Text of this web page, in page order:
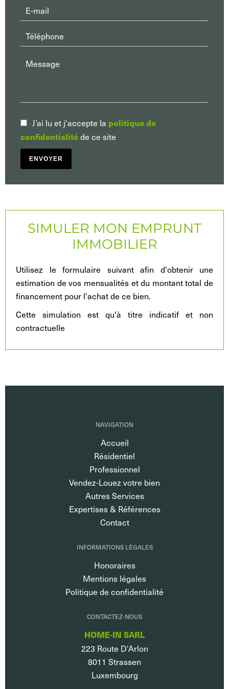
J’ai lu et j'accepte la politique de
confidentialitéde ce site
ENVOYER
SIMULER MON EMPRUNT
IMMOBILIER
Utilisez le formulaire suivant afin d'obtenir une
estimation de vos mensualités et du montant total de
financement pour l'achat de ce bien.
Cette simulation est qu'à titre indicatif et non
contractuelle
NAVIGATION
Accueil
Résidentiel
Professionnel
Vendez-Louez votre bien
Autres Services
Expertises & Références
Contact
INFORMATIONS LÉGALES
Honoraires
Mentions légales
Politique de confidentialité
CONTACTEZ-NOUS
HOME-IN SARL
223 Route D'Arlon
8011 Strassen
Luxembourg